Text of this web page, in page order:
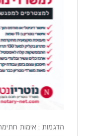
הדגמות : אימות